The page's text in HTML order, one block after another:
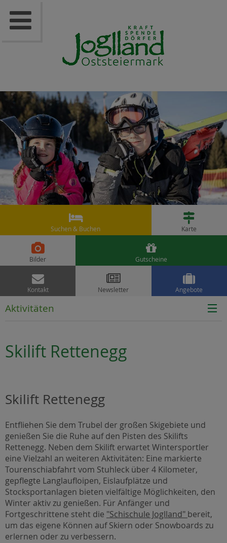

Suchen & Buchen

Karte

Bilder

Gutscheine

Kontakt

Newsletter

Angebote
Aktivitäten
Skilift Rettenegg
Skilift Rettenegg
Entfliehen Sie dem Trubel der großen Skigebiete und
genießen Sie die Ruhe auf den Pisten des Skilifts
Rettenegg. Neben dem Skilift erwartet Wintersportler
eine Vielzahl an weiteren Aktivitäten: Eine markierte
Tourenschiabfahrt vom Stuhleck über 4 Kilometer,
gepflegte Langlaufloipen, Eislaufplätze und
Stocksportanlagen bieten vielfältige Möglichkeiten, den
Winter aktiv zu genießen. Für Anfänger und
Fortgeschrittene steht die "Schischule Joglland" bereit,
um das eigene Können auf Skiern oder Snowboards zu
erlernen oder zu verbessern.
